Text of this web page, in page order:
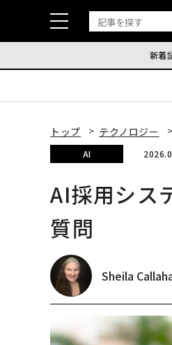
新着
トップ テクノロジー
AI
AI採用シス
質問
Sheila